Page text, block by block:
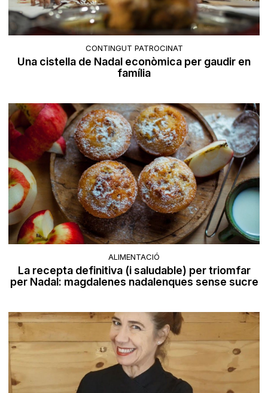
CONTINGUT PATROCINAT
Una cistella de Nadal econòmica per gaudir en
família
ALIMENTACIÓ
La recepta definitiva (i saludable) per triomfar
per Nadal: magdalenes nadalenques sense sucre